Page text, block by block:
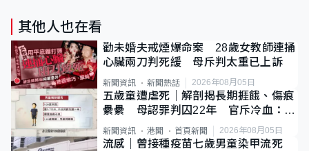
其他人也在看
勸未婚夫戒煙爆命案 28歲女教師連捅
心臟兩刀判死緩 母斥判太重已上訴
新聞資訊 新聞熱話 2026年08月05日
五歲童遭虐死｜解剖揭長期捱餓、傷痕
纍纍 母認罪判囚22年 官斥冷血：同
類案最惡劣
新聞資訊 港聞 首頁新聞 2026年08月05日
流感｜曾接種疫苗七歲男童染甲流死